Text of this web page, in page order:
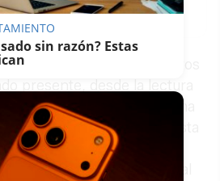
viejas mejor que las
a sumarse al resto de actos
presente, desde la lectura
sede provincial, bajo el lema
construyendo igualdad’ hasta
que se han celebrado
en la Fundación Municipal
sin razón? Estas